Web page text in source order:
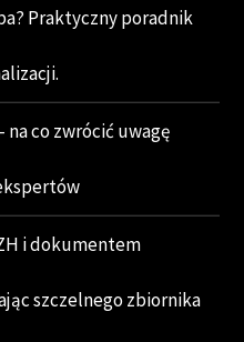
Praktyczny poradnik
co zwrócić uwagę
i dokumentem
szczelnego zbiornika